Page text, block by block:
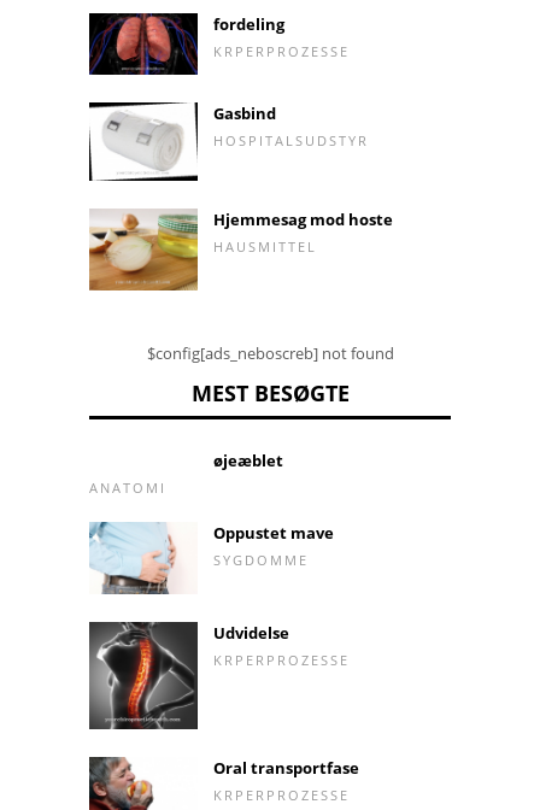
fordeling
KRPERPROZESSE
Gasbind
HOSPITALSUDSTYR
Hjemmesag mod hoste
HAUSMITTEL
$config[ads_neboscreb] not found
MEST BESØGTE
øjeæblet
ANATOMI
Oppustet mave
SYGDOMME
Udvidelse
KRPERPROZESSE
Oral transportfase
KRPERPROZESSE